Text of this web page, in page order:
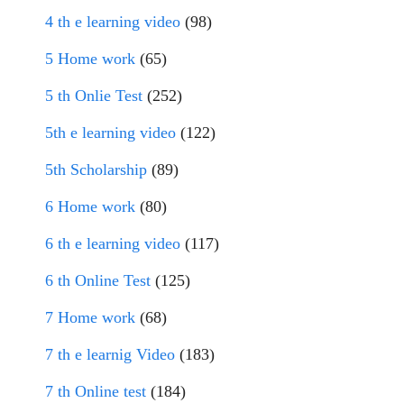
4 th e learning video (98)
5 Home work (65)
5 th Onlie Test (252)
5th e learning video (122)
5th Scholarship (89)
6 Home work (80)
6 th e learning video (117)
6 th Online Test (125)
7 Home work (68)
7 th e learnig Video (183)
7 th Online test (184)